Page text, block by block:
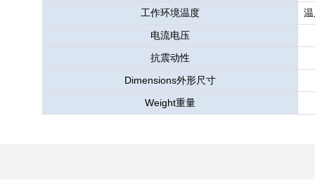
工作环境温度
电流电压
抗震动性
Dimensions外形尺寸
Weight重量